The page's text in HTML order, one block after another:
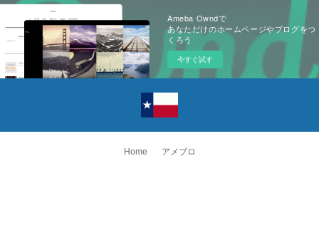
Ameba Owndで
あなただけのホームページやブログをつ
くろう
今すぐ試す
Home アメブロ